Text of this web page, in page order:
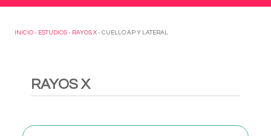
INICIO - ESTUDIOS - RAYOS X - CUELLO AP Y LATERAL
RAYOS X